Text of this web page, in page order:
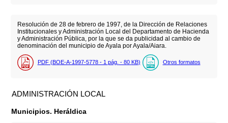
Resolución de 28 de febrero de 1997, de la Dirección de Relaciones
Institucionales y Administración Local del Departamento de Hacienda
y Administración Pública, por la que se da publicidad al cambio de
denominación del municipio de Ayala por Ayala/Aiara.
PDF (BOE-A-1997-5778 - 1 pág. - 80 KB) Otros formatos
ADMINISTRACIÓN LOCAL
Municipios. Heráldica